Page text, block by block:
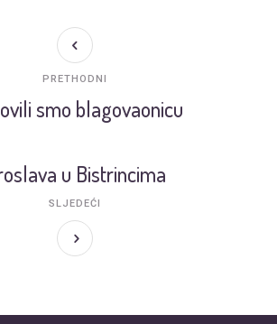
smo blagovaonicu
PRETHODNI
u Bistrincima
SLJEDEĆI